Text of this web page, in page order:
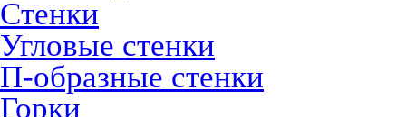
Стенки
Угловые стенки
П-образные стенки
Горки